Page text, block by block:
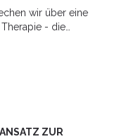
wir über eine
- die
neue Therapieform
erwarten, Ihnen die
Sie mich auf
der Heilung und des
ZUR